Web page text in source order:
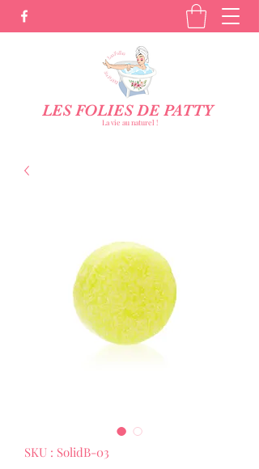
LES FOLIES DE PATTY
La vie au naturel !
SKU : SolidB-03